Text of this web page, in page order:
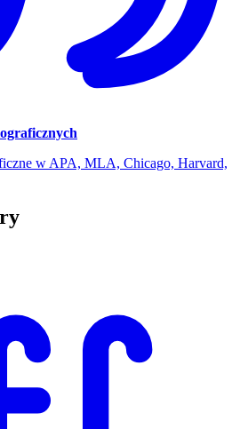
w APA, MLA, Chicago, Harvard,